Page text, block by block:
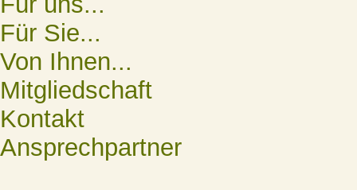
Für Sie...
Von Ihnen...
Mitgliedschaft
Kontakt
Ansprechpartner